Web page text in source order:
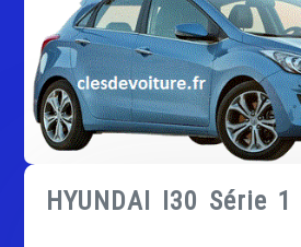
HYUNDAI I30 Série 1